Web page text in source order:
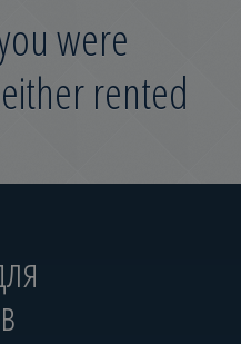
were
rented